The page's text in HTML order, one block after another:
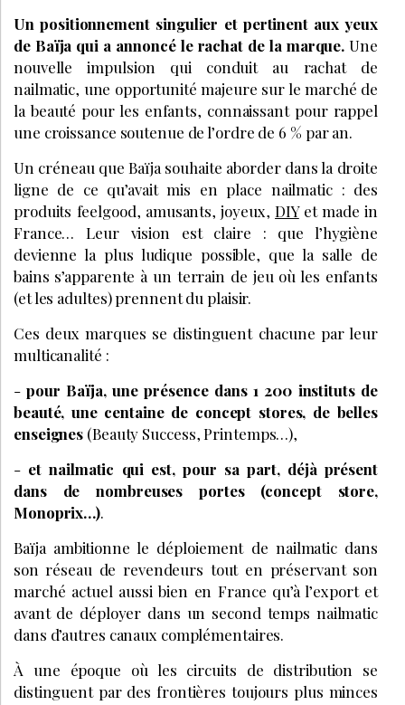
Un positionnement singulier et pertinent aux yeux
de Baïja qui a annoncé le rachat de la marque.Une
nouvelle impulsion qui conduit au rachat de
nailmatic, une opportunité majeure sur le marché de
la beauté pour les enfants, connaissant pour rappel
une croissance soutenue de l’ordre de 6 % par an.
Un créneau que Baïja souhaite aborder dans la droite
ligne de ce qu’avait mis en place nailmatic : des
produits feelgood, amusants, joyeux,DIYet made in
France… Leur vision est claire : que l’hygiène
devienne la plus ludique possible, que la salle de
bains s’apparente à un terrain de jeu où les enfants
(et les adultes) prennent du plaisir.
Ces deux marques se distinguent chacune par leur
multicanalité :
-pour Baïja, une présence dans 1 200 instituts de
beauté, une centaine de concept stores, de belles
enseignes (Beauty Success, Printemps…),
- et nailmatic qui est, pour sa part, déjà présent
dans de nombreuses portes (concept store,
Monoprix…).
Baïja ambitionne le déploiement de nailmatic dans
son réseau de revendeurs tout en préservant son
marché actuel aussi bien en France qu’à l’export et
avant de déployer dans un second temps nailmatic
dans d’autres canaux complémentaires.
À une époque où les circuits de distribution se
distinguent par des frontières toujours plus minces